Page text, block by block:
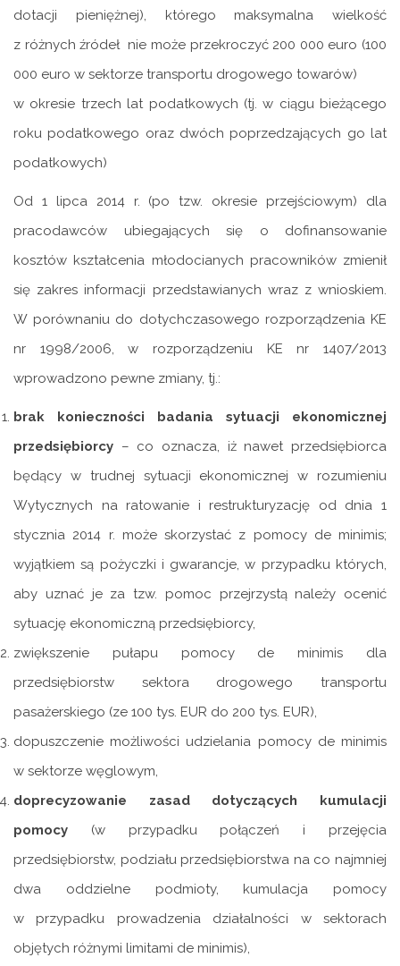
dotacji pieniężnej), którego maksymalna wielkość
z różnych źródeł nie może przekroczyć 200 000 euro (100
000 euro w sektorze transportu drogowego towarów)
w okresie trzech lat podatkowych (tj. w ciągu bieżącego
roku podatkowego oraz dwóch poprzedzających go lat
podatkowych)
Od 1 lipca 2014 r. (po tzw. okresie przejściowym) dla
pracodawców ubiegających się o dofinansowanie
kosztów kształcenia młodocianych pracowników zmienił
się zakres informacji przedstawianych wraz z wnioskiem.
W porównaniu do dotychczasowego rozporządzenia KE
nr 1998/2006, w rozporządzeniu KE nr 1407/2013
wprowadzono pewne zmiany, tj.:
brak konieczności badania sytuacji ekonomicznej
przedsiębiorcy – co oznacza, iż nawet przedsiębiorca
będący w trudnej sytuacji ekonomicznej w rozumieniu
Wytycznych na ratowanie i restrukturyzację od dnia 1
stycznia 2014 r. może skorzystać z pomocy de minimis;
wyjątkiem są pożyczki i gwarancje, w przypadku których,
aby uznać je za tzw. pomoc przejrzystą należy ocenić
sytuację ekonomiczną przedsiębiorcy,
zwiększenie pułapu pomocy de minimis dla
przedsiębiorstw sektora drogowego transportu
pasażerskiego (ze 100 tys. EUR do 200 tys. EUR),
dopuszczenie możliwości udzielania pomocy de minimis
w sektorze węglowym,
doprecyzowanie zasad dotyczących kumulacji
pomocy (w przypadku połączeń i przejęcia
przedsiębiorstw, podziału przedsiębiorstwa na co najmniej
dwa oddzielne podmioty, kumulacja pomocy
w przypadku prowadzenia działalności w sektorach
objętych różnymi limitami de minimis),